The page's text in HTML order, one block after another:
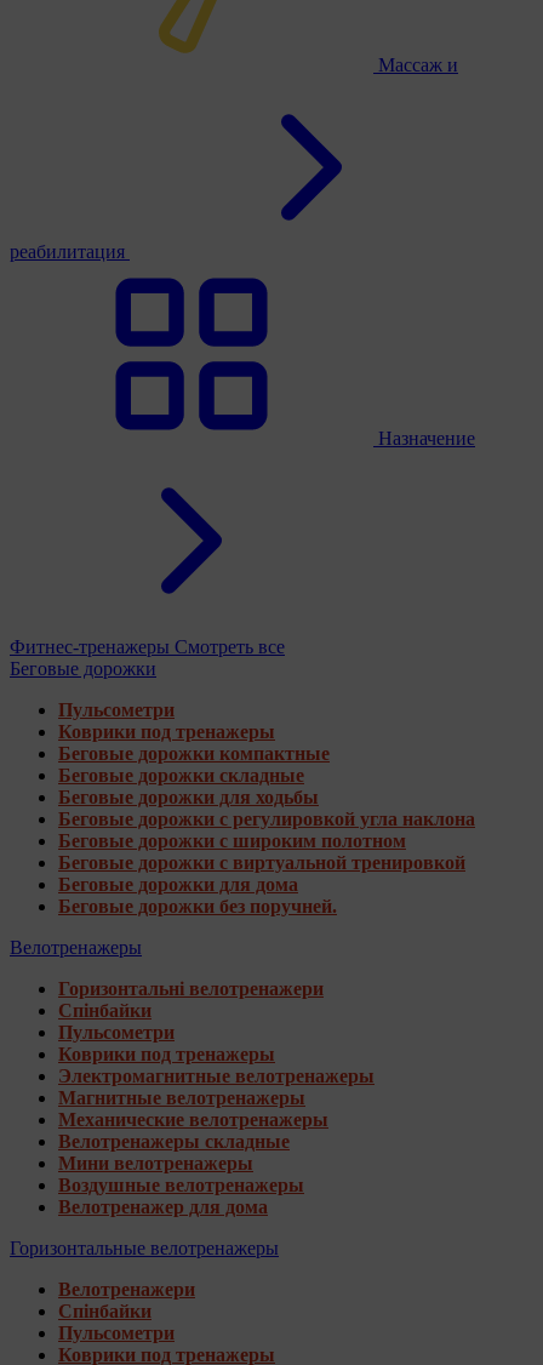
Массаж и
реабилитация
Назначение
Фитнес-тренажеры Смотреть все
Беговые дорожки
Пульсометри
Коврики под тренажеры
Беговые дорожки компактные
Беговые дорожки складные
Беговые дорожки для ходьбы
Беговые дорожки с регулировкой угла наклона
Беговые дорожки с широким полотном
Беговые дорожки с виртуальной тренировкой
Беговые дорожки для дома
Беговые дорожки без поручней.
Велотренажеры
Горизонтальні велотренажери
Спінбайки
Пульсометри
Коврики под тренажеры
Электромагнитные велотренажеры
Магнитные велотренажеры
Механические велотренажеры
Велотренажеры складные
Мини велотренажеры
Воздушные велотренажеры
Велотренажер для дома
Горизонтальные велотренажеры
Велотренажери
Спінбайки
Пульсометри
Коврики под тренажеры